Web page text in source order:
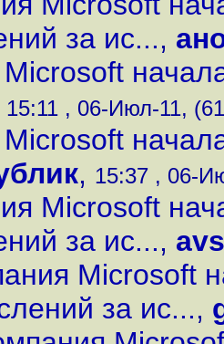
за ис...,
15:11 , 06-Июл-11,
, 15:37 , 06-
Microsoft
за ис...,
Microsoft
за ис...,